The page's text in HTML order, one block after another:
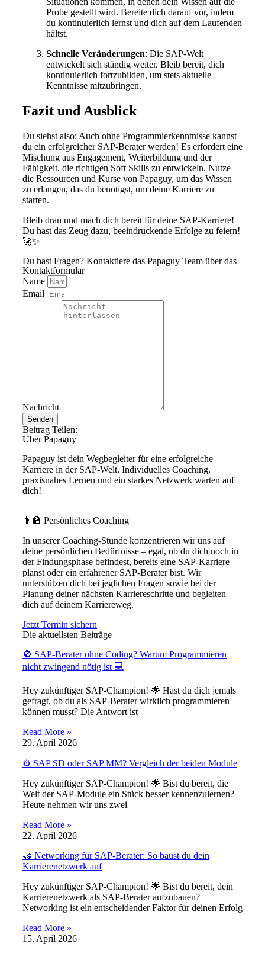
Probe gestellt wird. Bereite dich darauf vor, indem
du kontinuierlich lernst und dich auf dem Laufenden
hältst.
Schnelle Veränderungen: Die SAP-Welt
entwickelt sich ständig weiter. Bleib bereit, dich
kontinuierlich fortzubilden, um stets aktuelle
Kenntnisse mitzubringen.
Fazit und Ausblick
Du siehst also: Auch ohne Programmierkenntnisse kannst
du ein erfolgreicher SAP-Berater werden! Es erfordert eine
Mischung aus Engagement, Weiterbildung und der
Fähigkeit, die richtigen Soft Skills zu entwickeln. Nutze
die Ressourcen und Kurse von Papaguy, um das Wissen
zu erlangen, das du benötigst, um deine Karriere zu
starten.
Bleib dran und mach dich bereit für deine SAP-Karriere!
Du hast das Zeug dazu, beeindruckende Erfolge zu feiern!
🚀✨
Du hast Fragen? Kontaktiere das Papaguy Team über das
Kontaktformular
Name
Email
Nachricht
Senden
Beitrag Teilen:
Über Papaguy
Papaguy ist dein Wegbegleiter für eine erfolgreiche
Karriere in der SAP-Welt. Individuelles Coaching,
praxisnahes Lernen und ein starkes Netzwerk warten auf
dich!
👨‍🏫 Persönliches Coaching
In unserer Coaching-Stunde konzentrieren wir uns auf
deine persönlichen Bedürfnisse – egal, ob du dich noch in
der Findungsphase befindest, bereits eine SAP-Karriere
planst oder ein erfahrener SAP-Berater bist. Wir
unterstützen dich bei jeglichen Fragen sowie bei der
Planung deiner nächsten Karriereschritte und begleiten
dich auf deinem Karriereweg.
Jetzt Termin sichern
Die aktuellsten Beiträge
🚫 SAP-Berater ohne Coding? Warum Programmieren
nicht zwingend nötig ist 💻
Hey zukünftiger SAP-Champion! 🌟 Hast du dich jemals
gefragt, ob du als SAP-Berater wirklich programmieren
können musst? Die Antwort ist
Read More »
29. April 2026
⚙️ SAP SD oder SAP MM? Vergleich der beiden Module
Hey zukünftiger SAP-Champion! 🌟 Bist du bereit, die
Welt der SAP-Module ein Stück besser kennenzulernen?
Heute nehmen wir uns zwei
Read More »
22. April 2026
🤝 Networking für SAP-Berater: So baust du dein
Karrierenetzwerk auf
Hey zukünftiger SAP-Champion! 🌟 Bist du bereit, dein
Karrierenetzwerk als SAP-Berater aufzubauen?
Networking ist ein entscheidender Faktor für deinen Erfolg
Read More »
15. April 2026